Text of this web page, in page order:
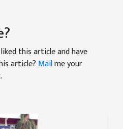
this article and have
article? Mailme your